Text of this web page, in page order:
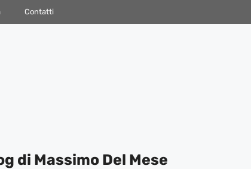
Contatti
di Massimo Del Mese